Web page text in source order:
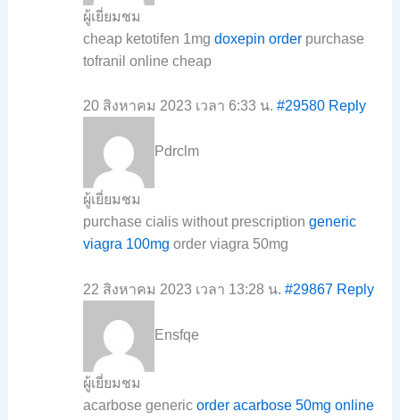
ผู้เยี่ยมชม
cheap ketotifen 1mg doxepin orderpurchase
tofranil online cheap
20 สิงหาคม 2023 เวลา 6:33 น. #29580 Reply
Pdrclm
ผู้เยี่ยมชม
purchase cialis without prescription generic
viagra 100mg order viagra 50mg
22 สิงหาคม 2023 เวลา 13:28 น. #29867 Reply
Ensfqe
ผู้เยี่ยมชม
acarbose generic order acarbose 50mg online